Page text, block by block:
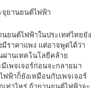
ยนต์ไฟฟ้าในประเทศไทยยัง
ราคาแพง แต่อาจพูดได้ว่า
ผ่านเทคโนโลยีคล้าย
พจเจอร์ก่อนจะกลายมา
ฟ้าก็ยังเหมือนกับเพจเจอร์
ท่าไหร่ ถ้ายานยนต์ไฟฟ้าจะ